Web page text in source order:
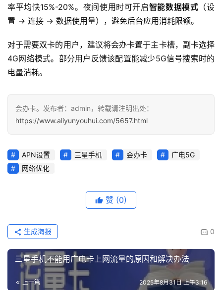
率平均快15%-20%。夜间使用时可开启智能数据模式 （设
置 → 连接 → 数据使用量），避免后台应用消耗限额。
对于需要双卡的用户，建议将会办卡置于主卡槽，副卡选择
4G网络模式。部分用户反馈该配置能减少5G信号搜索时的
电量消耗。
会办卡。发布者：admin，转载请注明出处：
https://www.aliyunyouhui.com/5657.html
APN设置 三星手机 会办卡
广电5G
网络优化
赞 (0)
0
生成海报
三星手机不能用广电卡上网流量的原因和解决办法
上一篇 2025年8月31日 上午3:16